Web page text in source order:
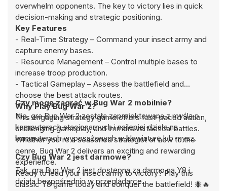
overwhelm opponents. The key to victory lies in quick
decision-making and strategic positioning.
Key Features
- Real-Time Strategy – Command your insect army and
capture enemy bases.
- Resource Management – Control multiple bases to
increase troop production.
- Tactical Gameplay – Assess the battlefield and
choose the best attack routes.
Why Play Bug War 2?
This engaging strategy game offers fast-paced action,
challenging gameplay, and immersive tactical battles.
Whether you're a seasoned strategist or new to the
genre, Bug War 2 delivers an exciting and rewarding
experience.
Ready to lead your insect army to victory? Play this
classic Y8 game today and conquer the battlefield! 🐜🔥
Czy mogę zagrać w Bug War 2 mobilnie?
Nie, gra Bug War 2 została zaprojektowana z myślą o
komputerach stacjonarnych i najlepiej działa na
komputerach wyposażonych w klawiaturę lub mysz.
Czy Bug War 2 jest darmowe?
Tak, gra Bug War 2 jest dostępna za darmo na Y8 i
działa bezpośrednio w przeglądarce.